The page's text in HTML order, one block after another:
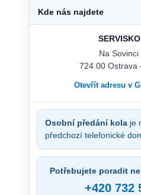
Kde nás najdete
Na
724 00 Ostrava
Otevřít adresu v
Osobní předání kola je
předchozí telefonické
Potřebujete poradit
+420 732